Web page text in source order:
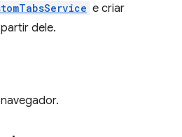
e criar
dele.